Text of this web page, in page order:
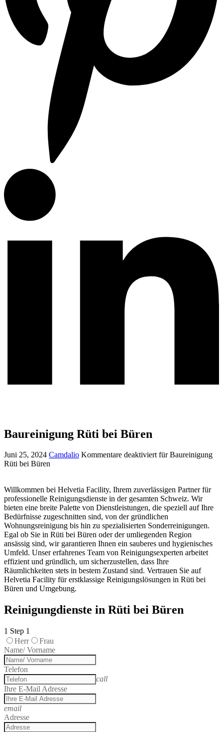
Baureinigung Rüti bei Büren
Juni 25, 2024 Camdalio Kommentare deaktiviertfür Baureinigung
Rüti bei Büren
Willkommen bei Helvetia Facility, Ihrem zuverlässigen Partner für
professionelle Reinigungsdienste in der gesamten Schweiz. Wir
bieten eine breite Palette von Dienstleistungen, die speziell auf Ihre
Bedürfnisse zugeschnitten sind, von der gründlichen
Wohnungsreinigung bis hin zu spezialisierten Sonderreinigungen.
Egal ob Sie in Rüti bei Büren oder der umliegenden Region
ansässig sind, wir garantieren Ihnen ein sauberes und hygienisches
Umfeld. Unser erfahrenes Team von Reinigungsexperten arbeitet
effizient und gründlich, um sicherzustellen, dass Ihre
Räumlichkeiten stets in bestem Zustand sind. Vertrauen Sie auf
Helvetia Facility für erstklassige Reinigungslösungen in Rüti bei
Büren und Umgebung.
Reinigungdienste in Rüti bei Büren
1 Step 1
Herr
Frau
Name/ Vorname
Telefon
call
Ihre E-Mail Adresse
email
Adresse